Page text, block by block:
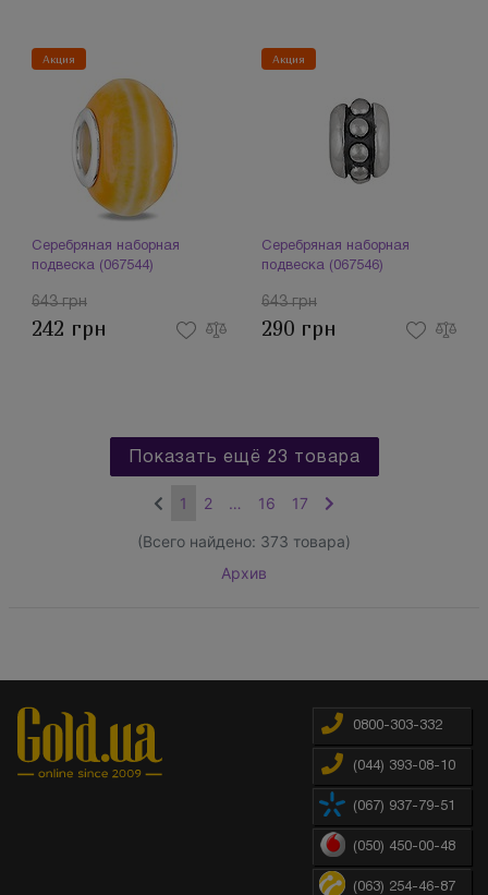
Акция
Серебряная наборная
подвеска (067544)
643 грн
242 грн
Акция
Серебряная наборная
подвеска (067546)
643 грн
290 грн
Показать ещё 23 товара
1 2 … 16 17
(Всего найдено: 373 товара)
Архив
0800-303-332
(044) 393-08-10
(067) 937-79-51
(050) 450-00-48
(063) 254-46-87